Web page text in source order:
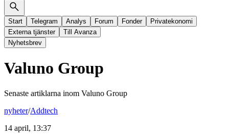
Start Telegram Analys Forum Fonder
Privatekonomi
Externa tjänster
Till Avanza
Nyhetsbrev
Valuno Group
Senaste artiklarna inom Valuno Group
nyheter/Addtech
14 april, 13:37